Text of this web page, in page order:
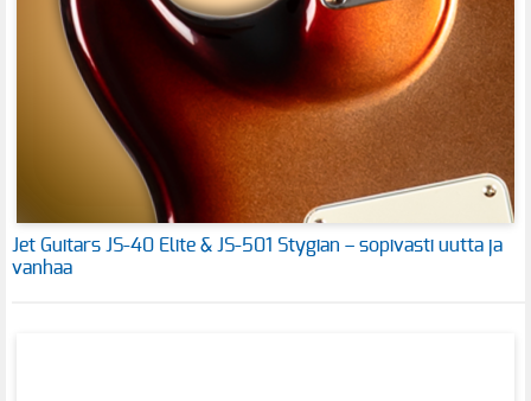
Jet Guitars JS-40 Elite & JS-501 Stygian – sopivasti uutta ja
vanhaa